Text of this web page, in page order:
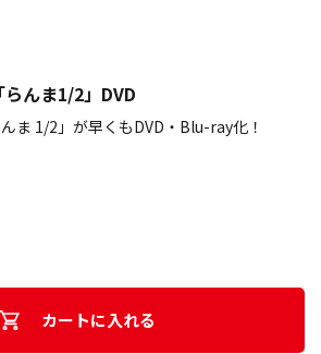
んま1/2」DVD
ま 1/2」が早くもDVD・Blu-ray化！
カートに入れる